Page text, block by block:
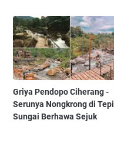
Griya Pendopo Ciherang -
Serunya Nongkrong di Tepi
Sungai Berhawa Sejuk